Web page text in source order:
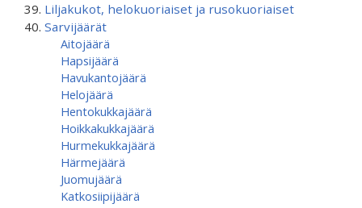
Liljakukot, helokuoriaiset ja rusokuoriaiset
Sarvijäärät
Aitojäärä
Hapsijäärä
Havukantojäärä
Helojäärä
Hentokukkajäärä
Hoikkakukkajäärä
Hurmekukkajäärä
Härmejäärä
Juomujäärä
Katkosiipijäärä